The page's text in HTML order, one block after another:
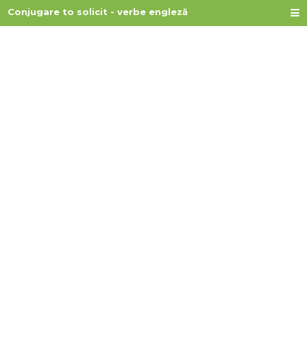
Conjugare to solicit - verbe engleză